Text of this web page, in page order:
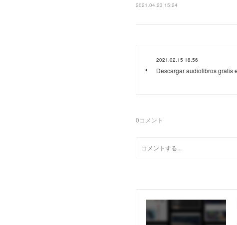
2021.04.23 15:24
2021.02.15 18:56
Descargar audiolibros gratis
0コメント